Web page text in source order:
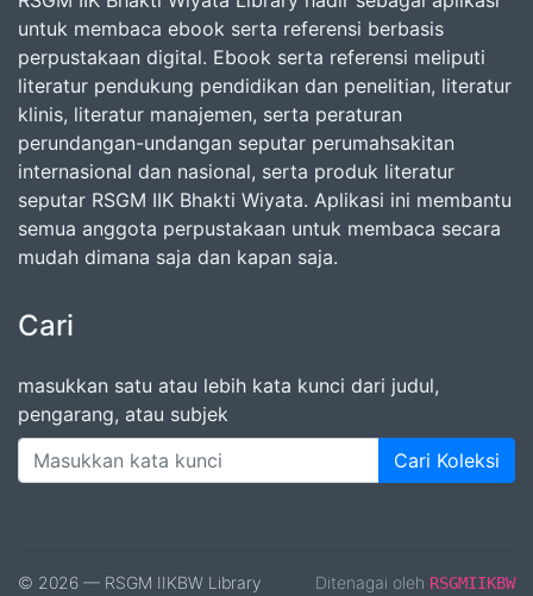
untuk membaca ebook serta referensi berbasis
perpustakaan digital. Ebook serta referensi meliputi
literatur pendukung pendidikan dan penelitian, literatur
klinis, literatur manajemen, serta peraturan
perundangan-undangan seputar perumahsakitan
internasional dan nasional, serta produk literatur
seputar RSGM IIK Bhakti Wiyata. Aplikasi ini membantu
semua anggota perpustakaan untuk membaca secara
mudah dimana saja dan kapan saja.
Cari
masukkan satu atau lebih kata kunci dari judul,
pengarang, atau subjek
Cari Koleksi
© 2026 — RSGM IIKBW Library Ditenagai oleh RSGMIIKBW